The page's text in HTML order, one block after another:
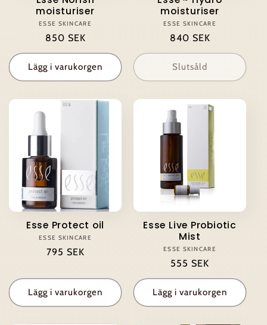
e
:
moisturiser
Säljare:
ESSE SKINCARE
Ordinarie
pris
850 SEK
Lägg i varukorgen
moisturiser
Säljare:
ESSE SKINCARE
Ordinarie
pris
840 SEK
Slutsåld
Esse Protect oil
Säljare:
ESSE SKINCARE
Ordinarie
795 SEK
Lägg i varukorgen
Esse Live Probiotic
Mist
Säljare:
ESSE SKINCARE
Ordinarie
pris
555 SEK
Lägg i varukorgen